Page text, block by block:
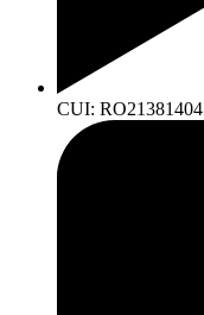
CUI: RO21381404